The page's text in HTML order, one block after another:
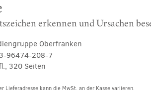
erkennen und Ursachen
Oberfranken
96474-208-7
320 Seiten
Lieferadresse kann die MwSt. an der Kasse variieren.